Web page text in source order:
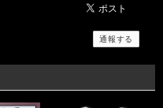
通報する